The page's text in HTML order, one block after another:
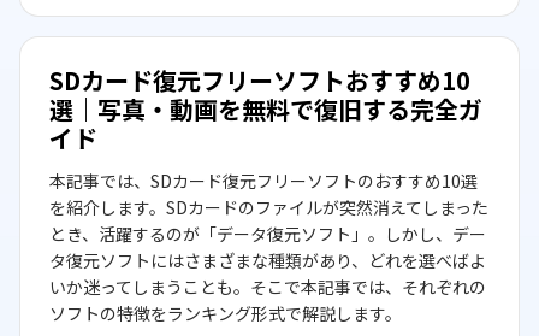
SDカード復元フリーソフトおすすめ10
選｜写真・動画を無料で復旧する完全ガ
イド
本記事では、SDカード復元フリーソフトのおすすめ10選
を紹介します。SDカードのファイルが突然消えてしまった
とき、活躍するのが「データ復元ソフト」。しかし、デー
タ復元ソフトにはさまざまな種類があり、どれを選べばよ
いか迷ってしまうことも。そこで本記事では、それぞれの
ソフトの特徴をランキング形式で解説します。